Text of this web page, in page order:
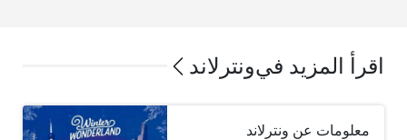
اقرأ المزيد فيونترلاند
معلومات عن ونترلاند